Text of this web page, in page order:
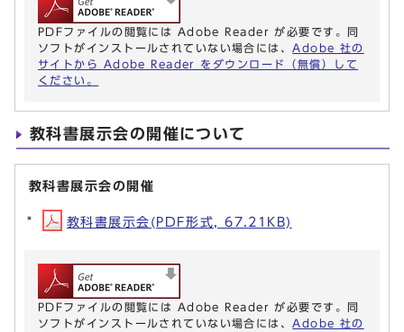
PDFファイルの閲覧には Adobe Reader が必要です。同
ソフトがインストールされていない場合には、 Adobe 社の
サイトから Adobe Reader をダウンロード（無償）して
ください。
教科書展示会の開催について
教科書展示会の開催
教科書展示会(PDF形式, 67.21KB)
PDFファイルの閲覧には Adobe Reader が必要です。同
ソフトがインストールされていない場合には、 Adobe 社の